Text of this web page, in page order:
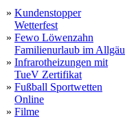
» Kundenstopper
Wetterfest
» Fewo Löwenzahn
Familienurlaub im Allgäu
» Infrarotheizungen mit
TueV Zertifikat
» Fußball Sportwetten
Online
» Filme